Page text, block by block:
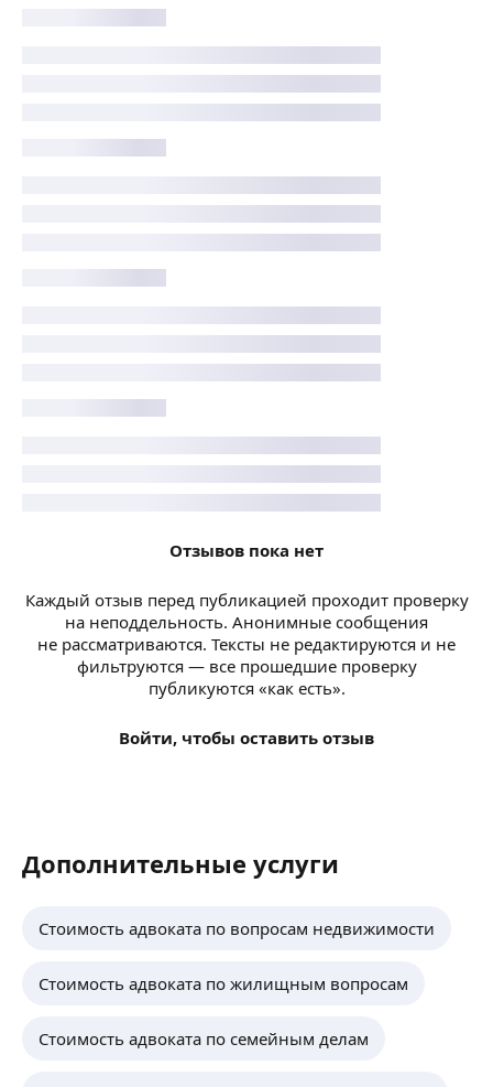
Отзывов пока нет
Каждый отзыв перед публикацией проходит проверку
на неподдельность. Анонимные сообщения
не рассматриваются. Тексты не редактируются и не
фильтруются — все прошедшие проверку
публикуются «как есть».
Войти, чтобы оставить отзыв
Дополнительные услуги
Стоимость адвоката по вопросам недвижимости
Стоимость адвоката по жилищным вопросам
Стоимость адвоката по семейным делам